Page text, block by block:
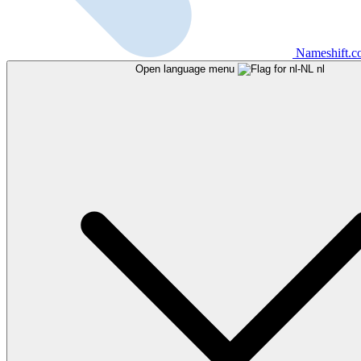
Open language menu nl